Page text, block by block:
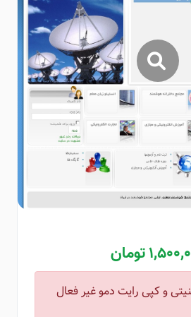
تومان
و کپی رایت دمو غیر فعال